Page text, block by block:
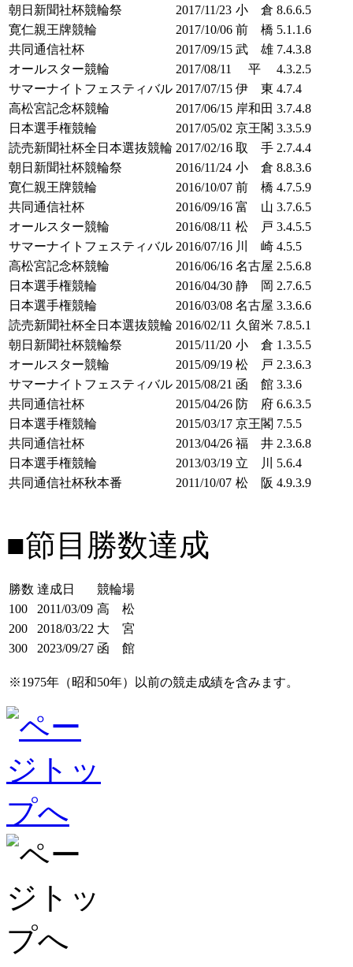
朝日新聞社杯競輪祭
2017/11/23 小 倉 8.6.6.5
寛仁親王牌競輪
2017/10/06 前 橋 5.1.1.6
共同通信社杯
2017/09/15 武 雄 7.4.3.8
オールスター競輪
2017/08/11 平
4.3.2.5
サマーナイトフェスティバル 2017/07/15 伊 東 4.7.4
高松宮記念杯競輪
2017/06/15 岸和田 3.7.4.8
日本選手権競輪
2017/05/02 京王閣 3.3.5.9
読売新聞社杯全日本選抜競輪 2017/02/16 取 手 2.7.4.4
朝日新聞社杯競輪祭
2016/11/24 小 倉 8.8.3.6
寛仁親王牌競輪
2016/10/07 前 橋 4.7.5.9
共同通信社杯
2016/09/16 富 山 3.7.6.5
オールスター競輪
2016/08/11 松 戸 3.4.5.5
サマーナイトフェスティバル 2016/07/16 川 崎 4.5.5
高松宮記念杯競輪
2016/06/16 名古屋 2.5.6.8
日本選手権競輪
2016/04/30 静 岡 2.7.6.5
日本選手権競輪
2016/03/08 名古屋 3.3.6.6
読売新聞社杯全日本選抜競輪 2016/02/11 久留米 7.8.5.1
朝日新聞社杯競輪祭
2015/11/20 小 倉 1.3.5.5
オールスター競輪
2015/09/19 松 戸 2.3.6.3
サマーナイトフェスティバル 2015/08/21 函 館 3.3.6
共同通信社杯
2015/04/26 防 府 6.6.3.5
日本選手権競輪
2015/03/17 京王閣 7.5.5
共同通信社杯
2013/04/26 福 井 2.3.6.8
日本選手権競輪
2013/03/19 立 川
5.6.4
共同通信社杯秋本番
2011/10/07 松 阪 4.9.3.9
■節目勝数達成
勝数 達成日
競輪場
100
2011/03/09 高 松
200
2018/03/22 大 宮
300
2023/09/27 函 館
※1975年（昭和50年）以前の競走成績を含みます。